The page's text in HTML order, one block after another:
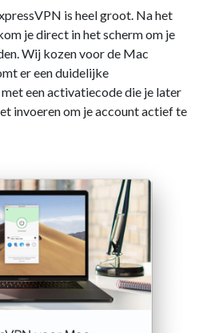
is heel groot. Na het
je direct in het scherm om je
Wij kozen voor de Mac
er een duidelijke
een activatiecode die je later
invoeren om je account actief te